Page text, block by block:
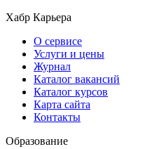
Хабр Карьера
О сервисе
Услуги и цены
Журнал
Каталог вакансий
Каталог курсов
Карта сайта
Контакты
Образование